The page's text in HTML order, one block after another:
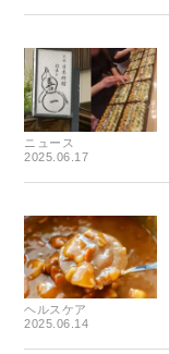
ニュース
2025.06.17
ヘルスケア
2025.06.14